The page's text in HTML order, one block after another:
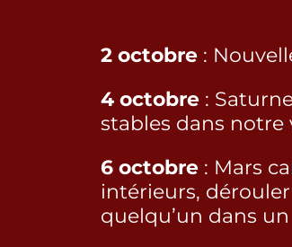
2 octobre :
4 octobre :
stables dans notre
6 octobre : Mars
intérieurs, dérouler
quelqu’un dans